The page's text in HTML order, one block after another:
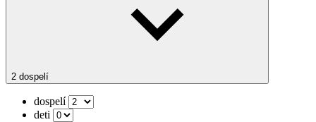
2 dospelí
dospelí
deti